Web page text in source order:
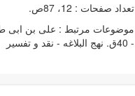
تعداد صفحات : 12، 87ص.
موضوعات مرتبط :
- 40ق. نهج البلاغه - نقد و تفسیر